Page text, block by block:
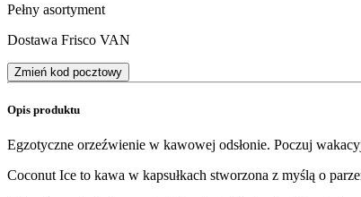
Pełny asortyment
Dostawa Frisco VAN
Zmień kod pocztowy
Opis produktu
Egzotyczne orzeźwienie w kawowej odsłonie. Poczuj
Coconut Ice to kawa w kapsułkach stworzona z myślą o